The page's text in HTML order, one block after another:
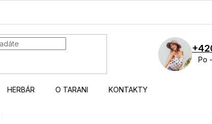
Po
HERBÁR O TARANI KONTAKTY